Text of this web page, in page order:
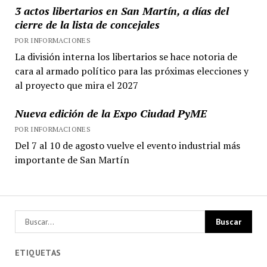
3 actos libertarios en San Martín, a días del
cierre de la lista de concejales
POR INFORMACIONES
La división interna los libertarios se hace notoria de
cara al armado político para las próximas elecciones y
al proyecto que mira el 2027
Nueva edición de la Expo Ciudad PyME
POR INFORMACIONES
Del 7 al 10 de agosto vuelve el evento industrial más
importante de San Martín
ETIQUETAS